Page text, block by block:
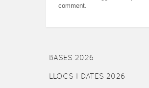
comment.
BASES 2026
LLOCS I DATES 2026